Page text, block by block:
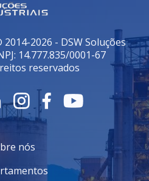
2026 - DSW Soluções
14.777.835/0001-67
reservados
nós